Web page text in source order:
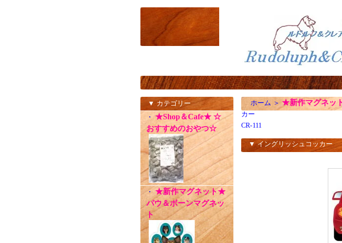
▼ カテゴリー
・ ★Shop＆Cafe★ ☆
おすすめのおやつ☆
・ ★新作マグネット★
パウ＆ボーンマグネッ
ト
ホーム ＞★新作マグネッ
カー
CR-111
▼ イングリッシュコッカー